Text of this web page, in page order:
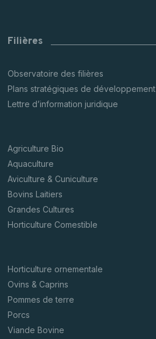
Filières
Observatoire des filières
Plans stratégiques de développement
Lettre d’information juridique
Agriculture Bio
Aquaculture
Aviculture & Cuniculture
Bovins Laitiers
Grandes Cultures
Horticulture Comestible
Horticulture ornementale
Ovins & Caprins
Pommes de terre
Porcs
Viande Bovine